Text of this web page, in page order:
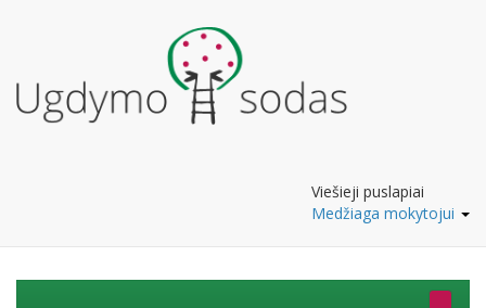
Viešieji puslapiai
Medžiaga mokytojui